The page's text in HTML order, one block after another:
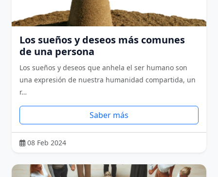
Los sueños y deseos más comunes
de una persona
Los sueños y deseos que anhela el ser humano son
una expresión de nuestra humanidad compartida, un
r…
Saber más
08 Feb 2024